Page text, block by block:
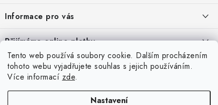
Tento web používá soubory cookie. Dalším procházením
tohoto webu vyjadřujete souhlas s jejich používáním.
Více informací zde.
Nastavení
p
a
t
Informace pro vás
Časté dotazy
Obchodní podmínky
Podmínky ochrany osobních údajů
Prodávané značky
Přijímáme online platby
Facebook
Dotazník